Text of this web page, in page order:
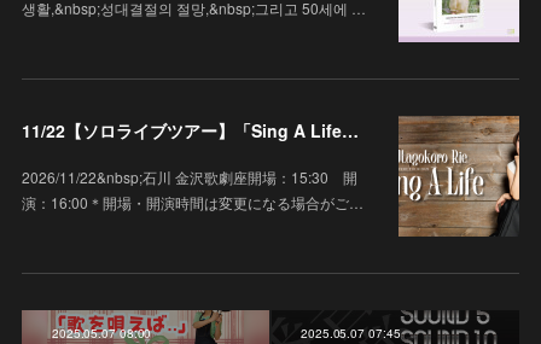
생활,&nbsp;성대결절의 절망,&nbsp;그리고 50세에 …
11/22【ソロライブツアー】「Sing A Life」石川 金沢歌劇座
2026/11/22&nbsp;石川 金沢歌劇座開場：15:30 開
演：16:00＊開場・開演時間は変更になる場合がご…
2025.05.07 08:00 2025.05.07 07:45